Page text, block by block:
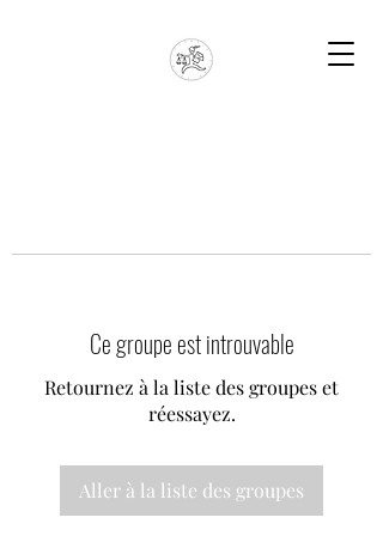
Ce groupe est introuvable
Retournez à la liste des groupes et
réessayez.
Aller à la liste des groupes